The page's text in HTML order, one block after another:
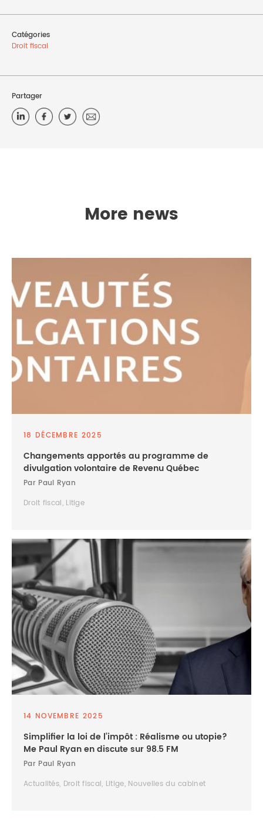
Catégories
Droit fiscal
Partager
More news
18 DÉCEMBRE 2025
Changements apportés au programme de
divulgation volontaire de Revenu Québec
Par Paul Ryan
Droit fiscal, Litige
14 NOVEMBRE 2025
Simplifier la loi de l’impôt : Réalisme ou utopie?
Me Paul Ryan en discute sur 98.5 FM
Par Paul Ryan
Actualités, Droit fiscal, Litige, Nouvelles du cabinet